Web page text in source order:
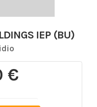
IEP (BU)
€